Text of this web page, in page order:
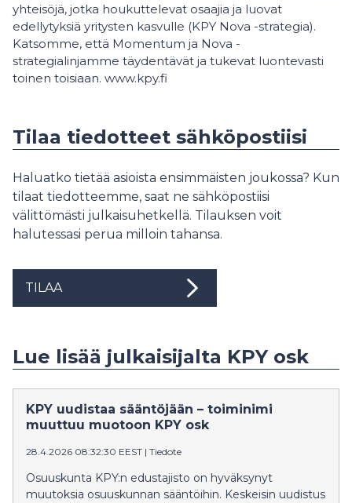
yhteisöjä, jotka houkuttelevat osaajia ja luovat
edellytyksiä yritysten kasvulle (KPY Nova -strategia).
Katsomme, että Momentum ja Nova -
strategialinjamme täydentävät ja tukevat luontevasti
toinen toisiaan. www.kpy.fi
Tilaa tiedotteet sähköpostiisi
Haluatko tietää asioista ensimmäisten joukossa? Kun
tilaat tiedotteemme, saat ne sähköpostiisi
välittömästi julkaisuhetkellä. Tilauksen voit
halutessasi perua milloin tahansa.
TILAA
Lue lisää julkaisijalta KPY osk
KPY uudistaa sääntöjään – toiminimi
muuttuu muotoon KPY osk
28.4.2026 08:32:30 EEST | Tiedote
Osuuskunta KPY:n edustajisto on hyväksynyt
muutoksia osuuskunnan sääntöihin. Keskeisin uudistus